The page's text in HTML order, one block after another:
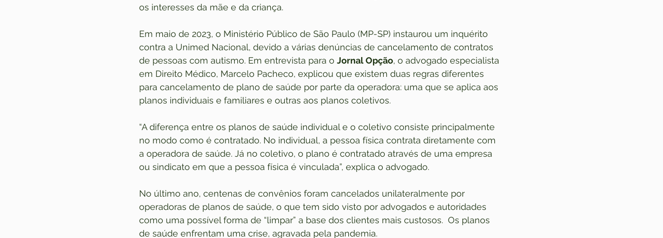
os interesses da mãe e da criança.
Em maio de 2023, o Ministério Público de São Paulo (MP-SP) instaurou um inquérito
contra a Unimed Nacional, devido a várias denúncias de cancelamento de contratos
de pessoas com autismo. Em entrevista para o Jornal Opção, o advogado especialista
em Direito Médico, Marcelo Pacheco, explicou que existem duas regras diferentes
para cancelamento de plano de saúde por parte da operadora: uma que se aplica aos
planos individuais e familiares e outras aos planos coletivos.
“A diferença entre os planos de saúde individual e o coletivo consiste principalmente
no modo como é contratado. No individual, a pessoa física contrata diretamente com
a operadora de saúde. Já no coletivo, o plano é contratado através de uma empresa
ou sindicato em que a pessoa física é vinculada”, explica o advogado.
No último ano, centenas de convênios foram cancelados unilateralmente por
operadoras de planos de saúde, o que tem sido visto por advogados e autoridades
como uma possível forma de “limpar” a base dos clientes mais custosos.  Os planos
de saúde enfrentam uma crise, agravada pela pandemia.